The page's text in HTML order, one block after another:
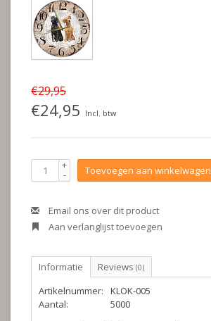
€29,95
€24,95 Incl. btw
+
- Toevoegen aan winkelwagen
Email ons over dit product
Aan verlanglijst toevoegen
Informatie Reviews (0)
Artikelnummer:
KLOK-005
Aantal:
5000